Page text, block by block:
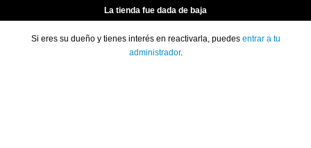
La tienda fue dada de baja
Si eres su dueño y tienes interés en reactivarla, puedes entrar a tu
administrador.